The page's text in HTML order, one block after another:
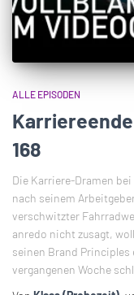
ALLE EPISODEN
168
Die Karriere-Dramen
nach seinem
verschwitzter
anredo nicht zusagt,
seinen Brand
vergangenen Woche